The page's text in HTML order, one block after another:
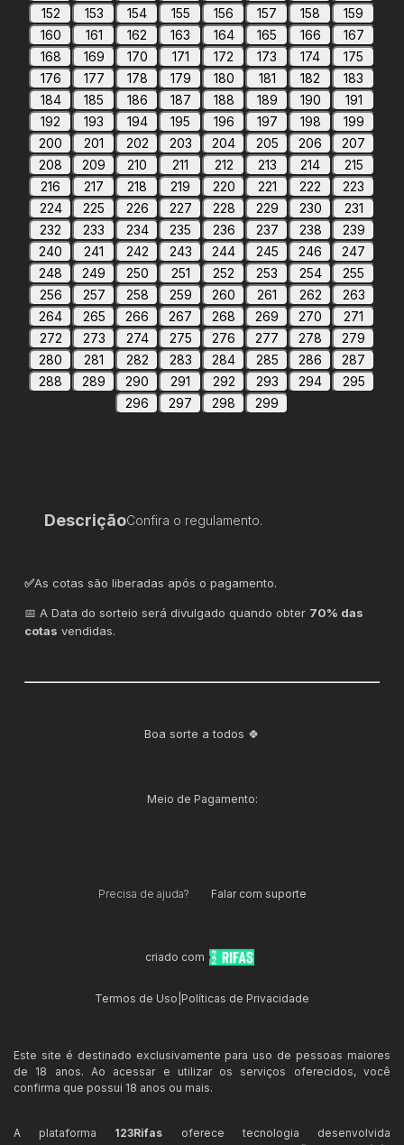
152
153 154 155 156 157 158
159
160
161 162 163 164 165 166
167
168
169 170 171 172 173 174
175
176
177 178 179 180 181 182
183
184
185 186 187 188 189 190
191
192
193 194 195 196 197 198
199
200
201 202 203 204 205 206
207
208
209 210 211 212 213 214
215
216
217 218 219 220 221 222
223
224
225 226 227 228 229 230
231
232
233 234 235 236 237 238
239
240
241 242 243 244 245 246
247
248
249 250 251 252 253 254
255
256
257 258 259 260 261 262
263
264
265 266 267 268 269 270
271
272
273 274 275 276 277 278
279
280
281 282 283 284 285 286
287
288
289 290 291 292 293 294
295
296
297 298 299
DescriçãoConfira o regulamento.
✅As cotas são liberadas após o pagamento.
📅 A Data do sorteio será divulgado quando obter 70% das
cotas vendidas.
Boa sorte a todos 🍀
Meio de Pagamento:
Precisa de ajuda? Falar com suporte
criado com
Termos de Uso Políticas de Privacidade
Este site é destinado exclusivamente para uso de pessoas maiores
de 18 anos. Ao acessar e utilizar os serviços oferecidos, você
confirma que possui 18 anos ou mais.
A plataforma 123Rifas oferece tecnologia desenvolvida